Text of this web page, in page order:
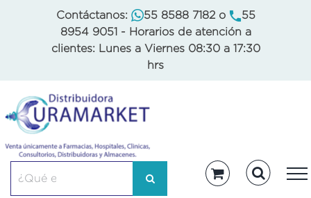
Contáctanos: 55 8588 7182o
55
8954 9051 - Horarios de atención a
clientes: Lunes a Viernes 08:30 a 17:30
hrs